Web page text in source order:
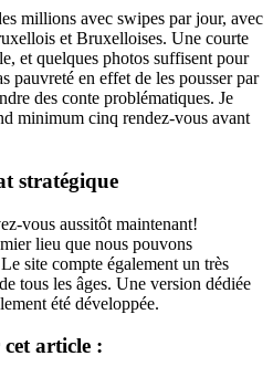
millions avec swipes par jour, avec
et Bruxelloises. Une courte
et quelques photos suffisent pour
pauvreté en effet de les pousser par
des conte problématiques. Je
minimum cinq rendez-vous avant
stratégique
vous aussitôt maintenant!
lieu que nous pouvons
site compte également un très
tous les âges. Une version dédiée
été développée.
article :